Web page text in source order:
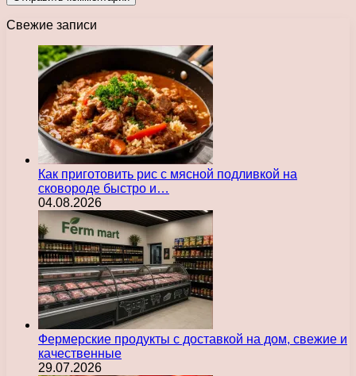
Свежие записи
Как приготовить рис с мясной подливкой на
сковороде быстро и…
04.08.2026
Фермерские продукты с доставкой на дом, свежие и
качественные
29.07.2026